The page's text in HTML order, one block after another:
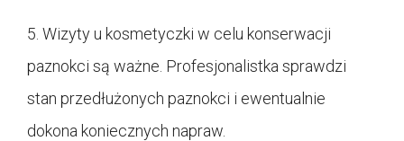
5. Wizyty u kosmetyczki w celu konserwacji
paznokci są ważne. Profesjonalistka sprawdzi
stan przedłużonych paznokci i ewentualnie
dokona koniecznych napraw.